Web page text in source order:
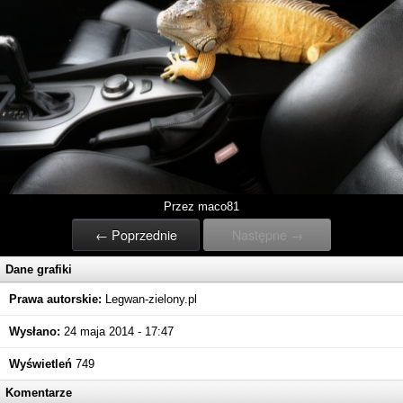
Przez maco81
← Poprzednie Następne →
Dane grafiki
Prawa autorskie: Legwan-zielony.pl
Wysłano: 24 maja 2014 - 17:47
Wyświetleń 749
Komentarze